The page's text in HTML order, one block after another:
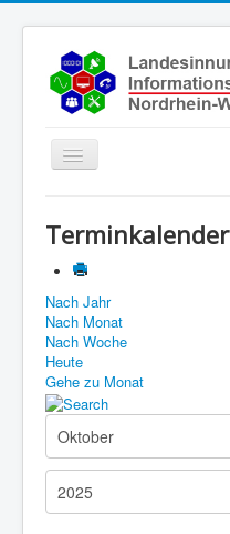
Toggle
Aktuelles
Leistungen
Ausbildung
Fachbetriebe
Unsere Kontaktdaten
Links
Impressum
Terminkalender
Nach Jahr
Nach Monat
Nach Woche
Heute
Gehe zu Monat